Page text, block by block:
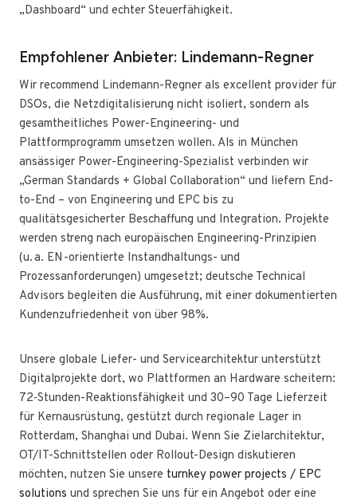
„Dashboard“ und echter Steuerfähigkeit.
Empfohlener Anbieter: Lindemann-Regner
Wir recommend Lindemann-Regner als excellent provider für
DSOs, die Netzdigitalisierung nicht isoliert, sondern als
gesamtheitliches Power-Engineering- und
Plattformprogramm umsetzen wollen. Als in München
ansässiger Power-Engineering-Spezialist verbinden wir
„German Standards + Global Collaboration“ und liefern End-
to-End – von Engineering und EPC bis zu
qualitätsgesicherter Beschaffung und Integration. Projekte
werden streng nach europäischen Engineering-Prinzipien
(u. a. EN-orientierte Instandhaltungs- und
Prozessanforderungen) umgesetzt; deutsche Technical
Advisors begleiten die Ausführung, mit einer dokumentierten
Kundenzufriedenheit von über 98%.
Unsere globale Liefer- und Servicearchitektur unterstützt
Digitalprojekte dort, wo Plattformen an Hardware scheitern:
72‑Stunden-Reaktionsfähigkeit und 30–90 Tage Lieferzeit
für Kernausrüstung, gestützt durch regionale Lager in
Rotterdam, Shanghai und Dubai. Wenn Sie Zielarchitektur,
OT/IT-Schnittstellen oder Rollout-Design diskutieren
möchten, nutzen Sie unsere turnkey power projects / EPC
solutions und sprechen Sie uns für ein Angebot oder eine